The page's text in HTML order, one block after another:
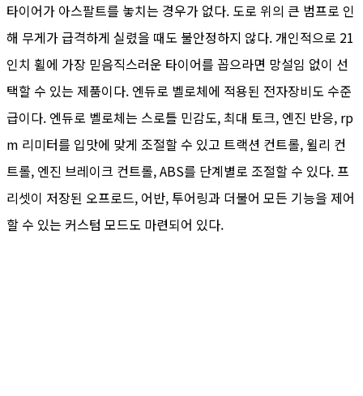
타이어가 아스팔트를 놓치는 경우가 없다. 도로 위의 큰 범프로 인
해 무게가 급격하게 실렸을 때도 불안정하지 않다. 개인적으로 21
인치 휠에 가장 믿음직스러운 타이어를 꼽으라면 망설임 없이 선
택할 수 있는 제품이다. 엔듀로 벨로체에 적용된 전자장비도 수준
급이다. 엔듀로 벨로체는 스로틀 민감도, 최대 토크, 엔진 반응, rp
m 리미터를 입맛에 맞게 조절할 수 있고 트랙션 컨트롤, 윌리 컨
트롤, 엔진 브레이크 컨트롤, ABS를 단계별로 조절할 수 있다. 프
리셋이 저장된 오프로드, 어반, 투어링과 더불어 모든 기능을 제어
할 수 있는 커스텀 모드도 마련되어 있다.